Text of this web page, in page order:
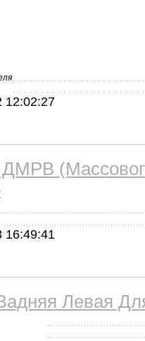
12:02:27
ДМРВ
16:49:41
Левая